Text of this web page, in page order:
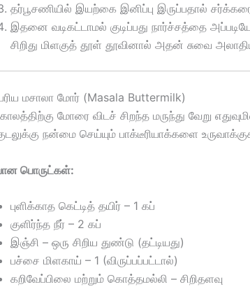
தர்பூசணியில் இயற்கை இனிப்பு இருப்பதால்
இதனை வடிகட்டாமல் குடிப்பது நார்ச்சத்தை அப்படியே
சிறிது மிளகுத் தூள் தூவினால் அதன் சுவை
மசாலா மோர் (Masala Buttermilk)
மோரை விடச் சிறந்த மருந்து வேறு
நன்மை செய்யும் பாக்டீரியாக்களை
பொருட்கள்:
புளிக்காத கெட்டித் தயிர் – 1 கப்
குளிர்ந்த நீர் – 2 கப்
இஞ்சி – ஒரு சிறிய துண்டு (தட்டியது)
பச்சை மிளகாய் – 1 (விருப்பப்பட்டால்)
கறிவேப்பிலை மற்றும் கொத்தமல்லி – சிறிதளவு